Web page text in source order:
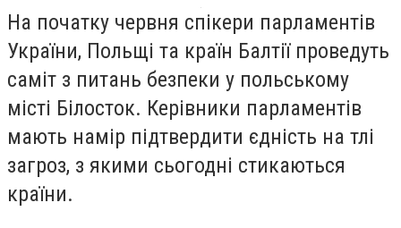
На початку червня спікери парламентів
України, Польщі та країн Балтії проведуть
саміт з питань безпеки у польському
місті Білосток. Керівники парламентів
мають намір підтвердити єдність на тлі
загроз, з якими сьогодні стикаються
країни.